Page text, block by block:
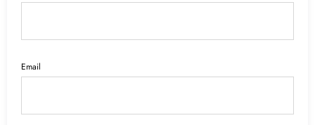
Email